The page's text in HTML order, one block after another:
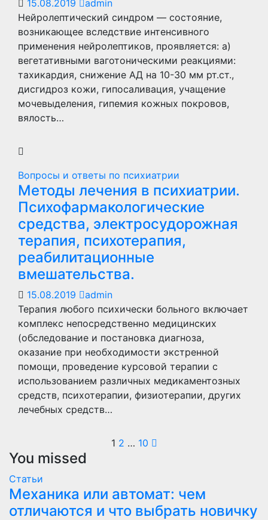
15.08.2019
admin
Нейролептический синдром — состояние,
возникающее вследствие интенсивного
применения нейролептиков, проявляется: а)
вегетативными ваготоническими реакциями:
тахикардия, снижение АД на 10-30 мм рт.ст.,
дисгидроз кожи, гипосаливация, учащение
мочевыделения, гипемия кожных покровов,
вялость…
Вопросы и ответы по психиатрии
Методы лечения в психиатрии.
Психофармакологические
средства, электросудорожная
терапия, психотерапия,
реабилитационные
вмешательства.
15.08.2019
admin
Терапия любого психически больного включает
комплекс непосредственно медицинских
(обследование и постановка диагноза,
оказание при необходимости экстренной
помощи, проведение курсовой терапии с
использованием различных медикаментозных
средств, психотерапии, физиотерапии, других
лечебных средств…
Пагинация
1 2 … 10
You missed
Статьи
Механика или автомат: чем
отличаются и что выбрать новичку